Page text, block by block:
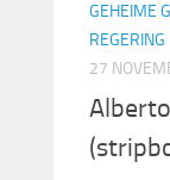
GEHEIME
REGERING
27